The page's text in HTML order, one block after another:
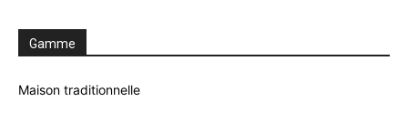
Gamme
Maison traditionnelle